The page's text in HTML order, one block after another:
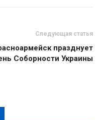
Следующая статья
празднует
Соборности Украины